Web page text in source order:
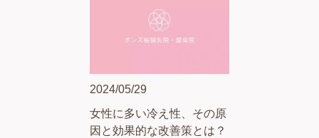
2024/05/29
女性に多い冷え性、その原
因と効果的な改善策とは？